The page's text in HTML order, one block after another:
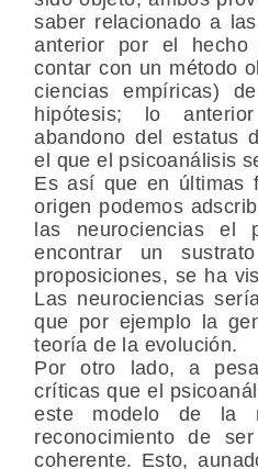
saber relacionado a
anterior por el hecho
contar con un método
ciencias empíricas)
hipótesis; lo
abandono del estatus
el que el psicoanálisis
Es así que en últimas
origen podemos
las neurociencias el
encontrar un
proposiciones, se ha
Las neurociencias
que por ejemplo la
teoría de la evolución.
Por otro lado, a
críticas que el
este modelo de la
reconocimiento de
coherente. Esto,